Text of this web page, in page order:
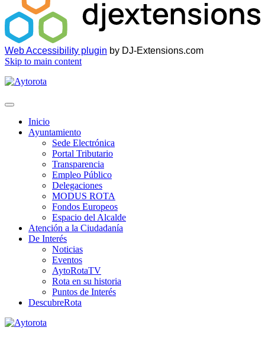
Web Accessibility plugin by DJ-Extensions.com
Skip to main content
Inicio
Ayuntamiento
Sede Electrónica
Portal Tributario
Transparencia
Empleo Público
Delegaciones
MODUS ROTA
Fondos Europeos
Espacio del Alcalde
Atención a la Ciudadanía
De Interés
Noticias
Eventos
AytoRotaTV
Rota en su historia
Puntos de Interés
DescubreRota